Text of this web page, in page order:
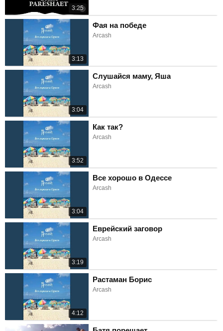
3:25
3:13
Фая на победе
Arcash
3:04
Слушайся маму, Яша
Arcash
3:52
Как так?
Arcash
3:04
Все хорошо в Одессе
Arcash
3:19
Еврейский заговор
Arcash
4:12
Растаман Борис
Arcash